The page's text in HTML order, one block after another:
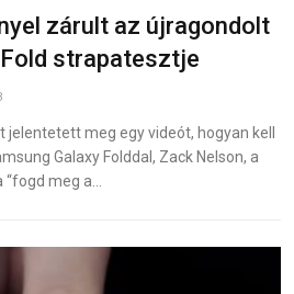
zárult az újragondolt
strapatesztje
meg egy videót, hogyan kell
Galaxy Folddal, Zack Nelson, a
meg a…